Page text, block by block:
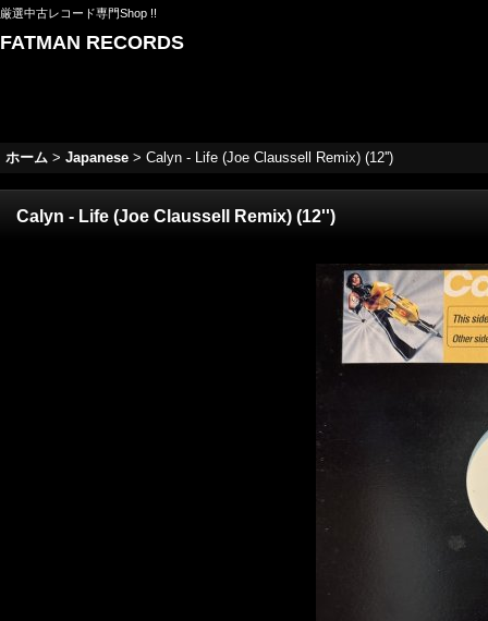
厳選中古レコード専門Shop !!
FATMAN RECORDS
ホーム > Japanese > Calyn - Life (Joe Claussell Remix) (12'')
Calyn - Life (Joe Claussell Remix) (12'')